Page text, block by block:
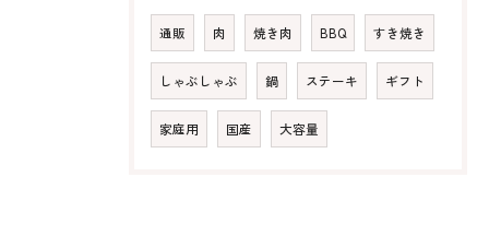
通販 肉 焼き肉 BBQ すき焼き
しゃぶしゃぶ 鍋 ステーキ ギフト
家庭用 国産 大容量